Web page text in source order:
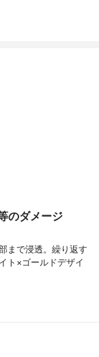
のダメージ
まで浸透。繰り返す
ト×ゴールドデザイ